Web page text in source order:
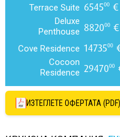
Terrace Suite 654500€
Deluxe
Penthouse 882000€
Cove Residence 1473500
Cocoon
Residence 2947000
ИЗТЕГЛЕТЕ ОФЕРТАТА (PDF)